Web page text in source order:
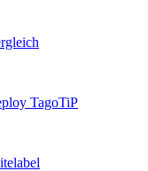
TagoTiP